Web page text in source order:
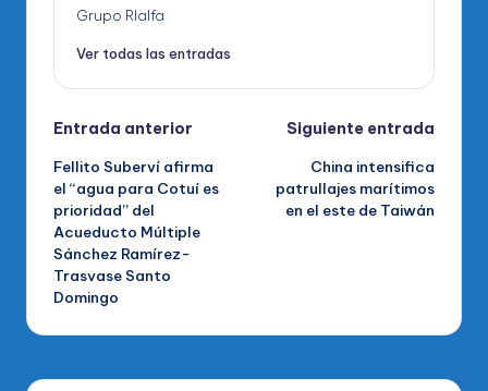
Grupo RIalfa
Ver todas las entradas
Navegación
de
entradas
Entrada anterior
Fellito Suberví afirma
el “agua para Cotuí es
prioridad” del
Acueducto Múltiple
Sánchez Ramírez-
Trasvase Santo
Domingo
Siguiente entrada
China intensifica
patrullajes marítimos
en el este de Taiwán